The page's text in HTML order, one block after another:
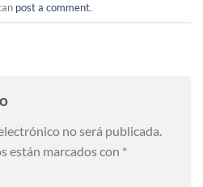
post a comment.
no será publicada.
están marcados con *